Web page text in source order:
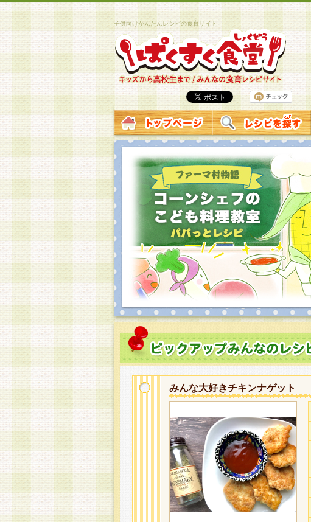
子供向けかんたんレシピの食育サイト
みんな大好きチキンナゲット